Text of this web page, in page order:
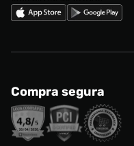
Compra segura